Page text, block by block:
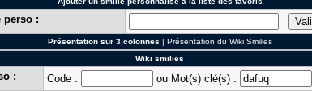
perso :
Présentation sur 3 colonnes | Présentation du Wiki Smilies
Wiki smilies
: Code : ou Mot(s) clé(s) :